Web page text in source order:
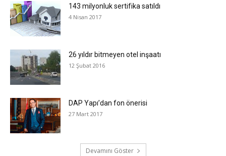
143 milyonluk sertifika satıldı
4 Nisan 2017
26 yıldır bitmeyen otel inşaatı
12 Şubat 2016
DAP Yapı’dan fon önerisi
27 Mart 2017
Devamını Göster